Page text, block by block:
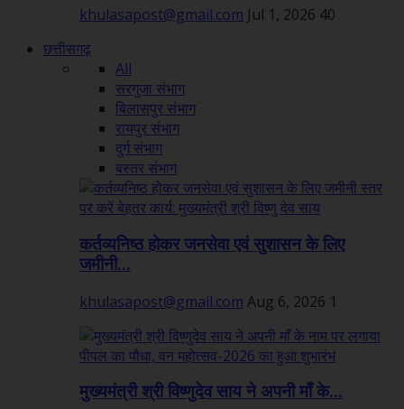
khulasapost@gmail.com Jul 1, 2026 40
छत्तीसगढ़
All
सरगुजा संभाग
बिलासपुर संभाग
रायपुर संभाग
दुर्ग संभाग
बस्तर संभाग
कर्तव्यनिष्ठ होकर जनसेवा एवं सुशासन के लिए
जमीनी...
khulasapost@gmail.com Aug 6, 2026 1
मुख्यमंत्री श्री विष्णुदेव साय ने अपनी माँ के...